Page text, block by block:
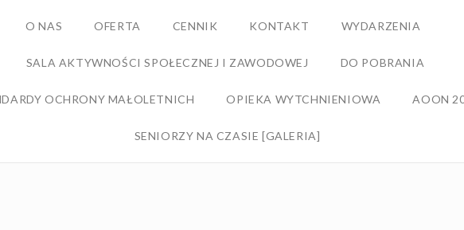
O NAS OFERTA CENNIK KONTAKT WYDARZENIA
SALA AKTYWNOŚCI SPOŁECZNEJ I ZAWODOWEJ DO POBRANIA
OCHRONY MAŁOLETNICH OPIEKA WYTCHNIENIOWA AOON
SENIORZY NA CZASIE [GALERIA]